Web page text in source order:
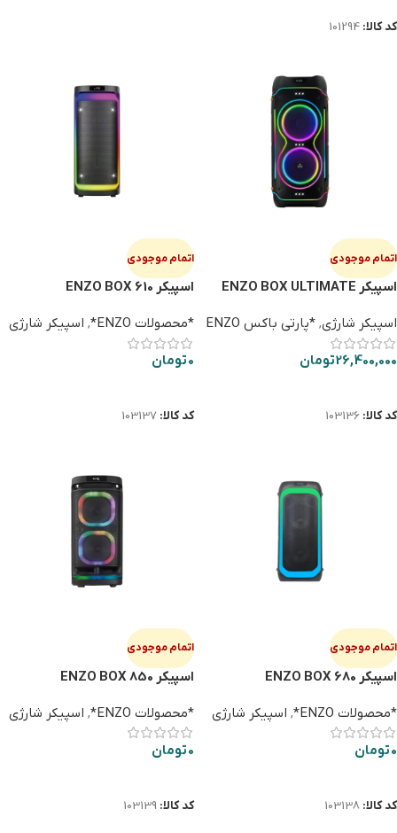
کد کالا: 101294
اتمام موجودی
اسپیکر ENZO BOX ULTIMATE
اسپیکر شارژی, *پارتی باکس ENZO
26,400,000تومان
کد کالا: 103136
اتمام موجودی
اسپیکر ENZO BOX 610
*محصولات ENZO* , اسپیکر شارژی
0تومان
کد کالا: 103137
اتمام موجودی
اسپیکر ENZO BOX 680
*محصولات ENZO* , اسپیکر شارژی
0تومان
کد کالا: 103138
اتمام موجودی
اسپیکر ENZO BOX 850
*محصولات ENZO* , اسپیکر شارژی
0تومان
کد کالا: 103139